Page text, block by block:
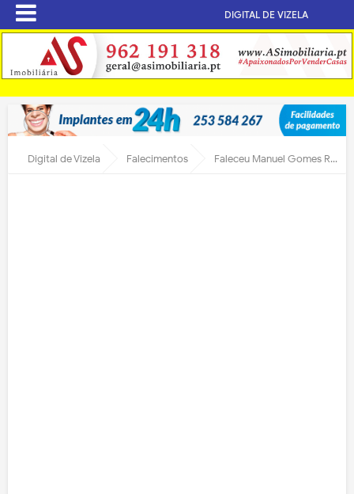
DIGITAL DE VIZELA
Digital de Vizela Falecimentos Faleceu Manuel Gomes Ribeiro